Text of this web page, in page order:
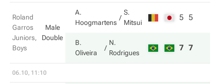
Roland
Garros
Juniors,
Boys
Male
Double
A.
Hoogmartens
S.
Mitsui
5 5
B.
Oliveira
N.
Rodrigues
7 7
06.10, 11:10